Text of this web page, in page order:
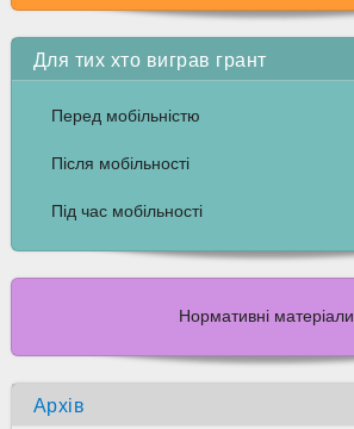
Для тих хто виграв грант
Перед мобільністю
Після мобільності
Під час мобільності
Нормативні матеріали
Архів